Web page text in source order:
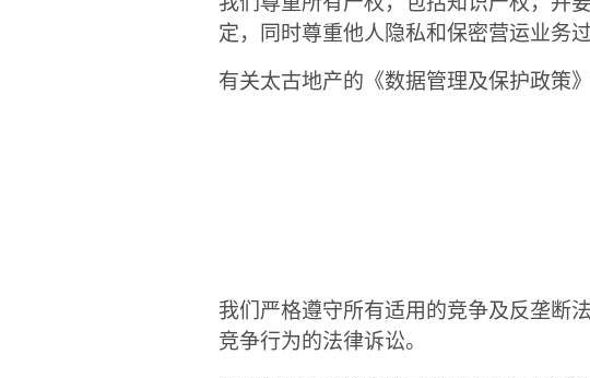
定，同时尊重他人隐私和保密营运业务
有关太古地产的《数据管理及保护政策
我们严格遵守所有适用的竞争及反垄断
竞争行为的法律诉讼。